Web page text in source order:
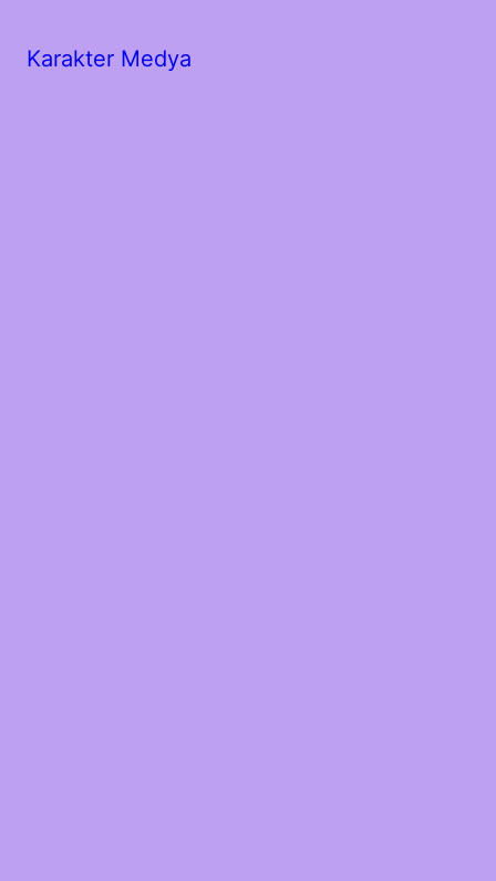
Karakter Medya